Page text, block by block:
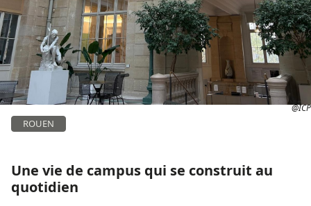
@ICP
ROUEN
Une vie de campus qui se construit au
quotidien